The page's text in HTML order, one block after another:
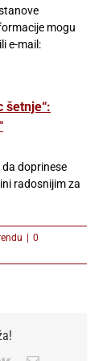
mogu
e-mail:
šetnje“:
doprinese
radosnijim za
0